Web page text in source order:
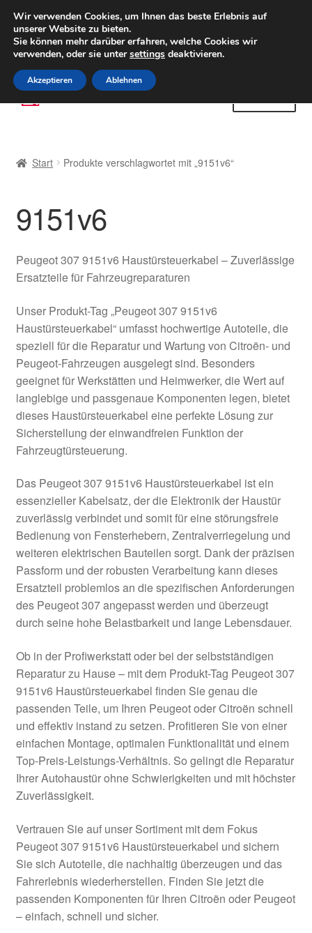
LIEFERUNG ab 6 EUR
Weltweiter Versand
(800) 500 564Mo-Fr 9-16 Uhr
Zur
Navigation
Zum
Inhalt
AGB
Beschwerden
Datenschutz-Bestimmungen
Impressum
Kasse
Kontakt
Lieferung
Über uns
Warenkorb
Weltweiter Versand
Zahlungen
Start Produkte verschlagwortet mit „9151v6“
9151v6
Peugeot 307 9151v6 Haustürsteuerkabel – Zuverlässige
Ersatzteile für Fahrzeugreparaturen
Unser Produkt-Tag „Peugeot 307 9151v6
Haustürsteuerkabel“ umfasst hochwertige Autoteile, die
speziell für die Reparatur und Wartung von Citroën- und
Peugeot-Fahrzeugen ausgelegt sind. Besonders
geeignet für Werkstätten und Heimwerker, die Wert auf
langlebige und passgenaue Komponenten legen, bietet
dieses Haustürsteuerkabel eine perfekte Lösung zur
Sicherstellung der einwandfreien Funktion der
Fahrzeugtürsteuerung.
Das Peugeot 307 9151v6 Haustürsteuerkabel ist ein
essenzieller Kabelsatz, der die Elektronik der Haustür
zuverlässig verbindet und somit für eine störungsfreie
Bedienung von Fensterhebern, Zentralverriegelung und
weiteren elektrischen Bauteilen sorgt. Dank der präzisen
Passform und der robusten Verarbeitung kann dieses
Ersatzteil problemlos an die spezifischen Anforderungen
des Peugeot 307 angepasst werden und überzeugt
durch seine hohe Belastbarkeit und lange Lebensdauer.
Ob in der Profiwerkstatt oder bei der selbstständigen
Reparatur zu Hause – mit dem Produkt-Tag Peugeot 307
9151v6 Haustürsteuerkabel finden Sie genau die
passenden Teile, um Ihren Peugeot oder Citroën schnell
und effektiv instand zu setzen. Profitieren Sie von einer
einfachen Montage, optimalen Funktionalität und einem
Top-Preis-Leistungs-Verhältnis. So gelingt die Reparatur
Ihrer Autohaustür ohne Schwierigkeiten und mit höchster
Zuverlässigkeit.
Vertrauen Sie auf unser Sortiment mit dem Fokus
Peugeot 307 9151v6 Haustürsteuerkabel und sichern
Sie sich Autoteile, die nachhaltig überzeugen und das
Fahrerlebnis wiederherstellen. Finden Sie jetzt die
passenden Komponenten für Ihren Citroën oder Peugeot
– einfach, schnell und sicher.
Wir verwenden Cookies, um Ihnen das beste Erlebnis auf
unserer Website zu bieten.
Sie können mehr darüber erfahren, welche Cookies wir
verwenden, oder sie untersettings deaktivieren.
Akzeptieren Ablehnen